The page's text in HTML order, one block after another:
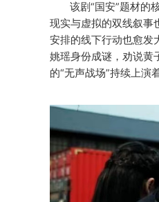
该剧“国安”题材的
现实与虚拟的双线叙事
安排的线下行动也愈发
姚瑶身份成谜，劝说黄
的“无声战场”持续上演着